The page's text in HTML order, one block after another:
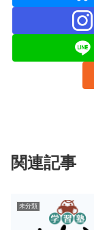
関連記事
未分類